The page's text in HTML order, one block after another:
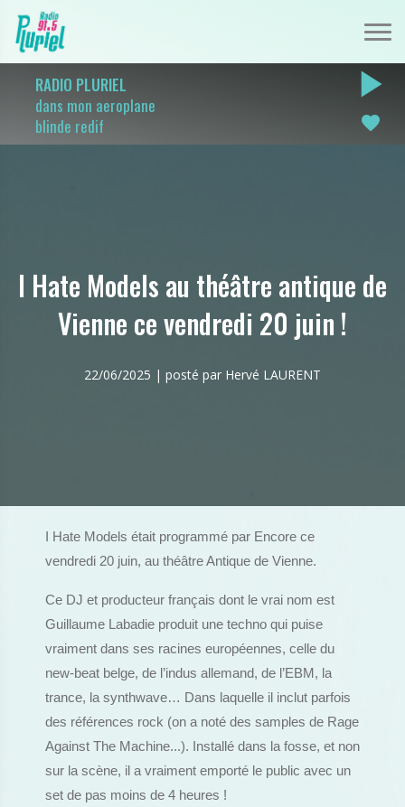
RADIO PLURIEL
dans mon aeroplane
blinde redif
play_arrow
favorite
I Hate Models au théâtre antique de
Vienne ce vendredi 20 juin !
22/06/2025 | posté par Hervé LAURENT
I Hate Models était programmé par Encore ce
vendredi 20 juin, au théâtre Antique de Vienne.
Ce DJ et producteur français dont le vrai nom est
Guillaume Labadie produit une techno qui puise
vraiment dans ses racines européennes, celle du
new-beat belge, de l’indus allemand, de l’EBM, la
trance, la synthwave… Dans laquelle il inclut parfois
des références rock (on a noté des samples de Rage
Against The Machine...). Installé dans la fosse, et non
sur la scène, il a vraiment emporté le public avec un
set de pas moins de 4 heures !